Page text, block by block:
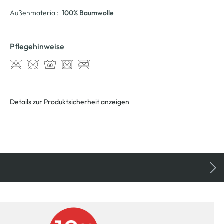
Außenmaterial: 100% Baumwolle
Pflegehinweise
Details zur Produktsicherheit anzeigen